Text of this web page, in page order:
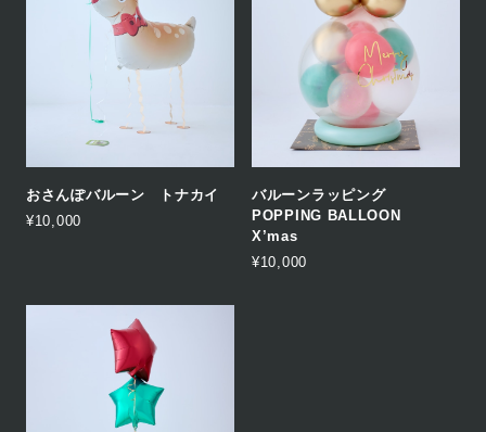
おさんぽバルーン トナカイ
¥10,000
バルーンラッピング
POPPING BALLOON
X’mas
¥10,000